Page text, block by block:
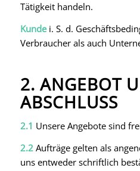
Tätigkeit handeln.
Kundei. S. d.
Verbraucher als auch
2. ANGEBOT
ABSCHLUSS
2.1 Unsere Angebote sind
2.2Aufträge gelten als
uns entweder schriftlich